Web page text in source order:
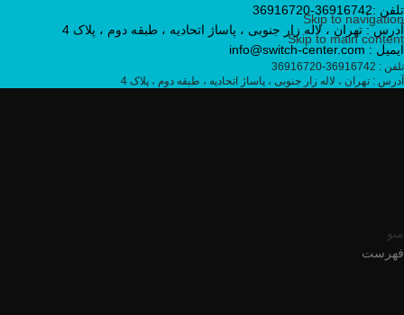
Skip to navigation
Skip to main content
تلفن :36916742-36916720
آدرس : تهران ، لاله زار جنوبی ، پاساژ اتحادیه ، طبقه دوم ، پلاک 4
ایمیل : info@switch-center.com
تلفن : 36916742-36916720
آدرس : تهران ، لاله زار جنوبی ، پاساژ اتحادیه ، طبقه دوم ، پلاک 4
منو
فهرست